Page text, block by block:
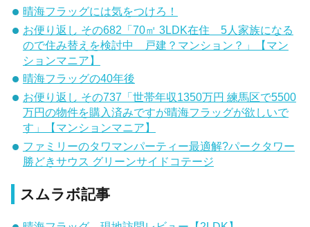
晴海フラッグには気をつけろ！
お便り返し その682「70㎡ 3LDK在住 5人家族になる
ので住み替えを検討中 戸建？マンション？」【マン
ションマニア】
晴海フラッグの40年後
お便り返し その737「世帯年収1350万円 練馬区で5500
万円の物件を購入済みですが晴海フラッグが欲しいで
す」【マンションマニア】
ファミリーのタワマンパーティー最適解?パークタワー
勝どきサウス グリーンサイドコテージ
スムラボ記事